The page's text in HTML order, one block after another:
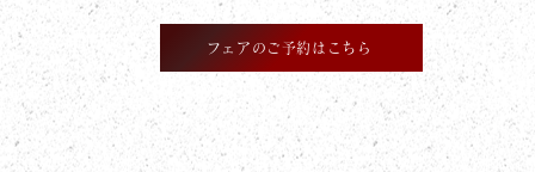
フェアのご予約はこちら